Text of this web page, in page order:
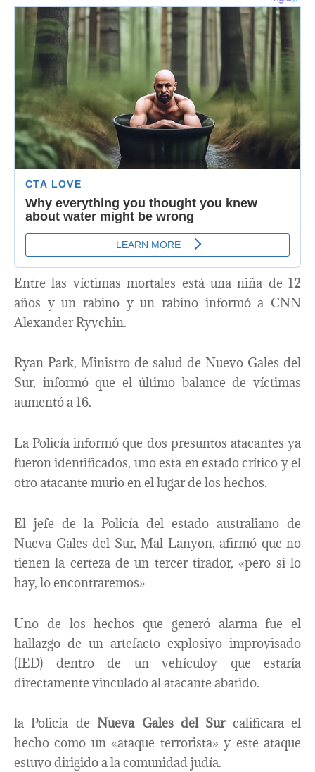
Entre las víctimas mortales está una niña de 12
años y un rabino y un rabino informó a CNN
Alexander Ryvchin.
Ryan Park, Ministro de salud de Nuevo Gales del
Sur, informó que el último balance de víctimas
aumentó a 16.
La Policía informó que dos presuntos atacantes ya
fueron identificados, uno esta en estado crítico y el
otro atacante murio en el lugar de los hechos.
El jefe de la Policía del estado australiano de
Nueva Gales del Sur, Mal Lanyon, afirmó que no
tienen la certeza de un tercer tirador, «pero si lo
hay, lo encontraremos»
Uno de los hechos que generó alarma fue el
hallazgo de un artefacto explosivo improvisado
(IED) dentro de un vehículoy que estaría
directamente vinculado al atacante abatido.
la Policía deNueva Gales del Surcalificara el
hecho como un «ataque terrorista» y este ataque
estuvo dirigido a la comunidad judía.